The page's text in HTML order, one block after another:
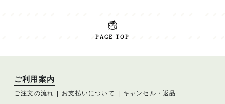
PAGE TOP
ご利用案内
ご注文の流れ お支払いについて キャンセル・返品